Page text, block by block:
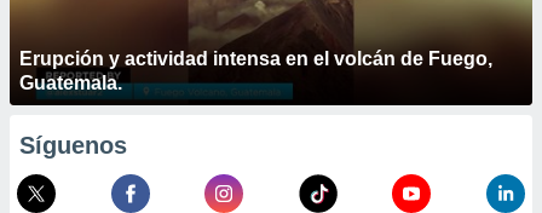
Erupción y actividad intensa en el volcán de Fuego,
Guatemala.
Síguenos